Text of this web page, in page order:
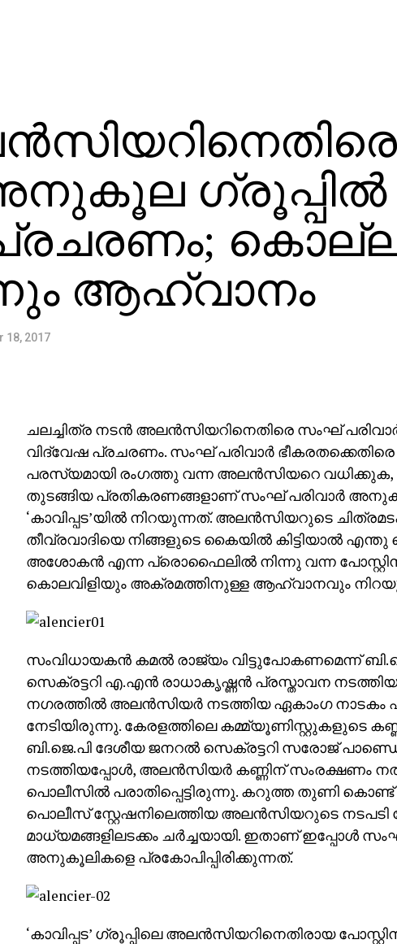
ഗ്രൂപ്പില്‍
ആഹ്വാനം
18, 2017
ചലച്ചിത്ര നടന്‍ അലന്‍സിയറിനെതിരെ സംഘ്
വിദ്വേഷ പ്രചരണം. സംഘ് പരിവാര്‍
പരസ്യമായി രംഗത്തു വന്ന അലന്‍സിയറെ വധിക്കുക,
തുടങ്ങിയ പ്രതികരണങ്ങളാണ് സംഘ് പരിവാര്‍
‘കാവിപ്പട’യില്‍ നിറയുന്നത്. അലന്‍സിയറുടെ
തീവ്രവാദിയെ നിങ്ങളുടെ കൈയില്‍ കിട്ടിയാല്‍
അശോകന്‍ എന്ന പ്രൊഫൈലില്‍ നിന്നു വന്ന
കൊലവിളിയും അക്രമത്തിനുള്ള ആഹ്വാനവും
സംവിധായകന്‍ കമല്‍ രാജ്യം വിട്ടുപോകണമെന്ന്
സെക്രട്ടറി എ.എന്‍ രാധാകൃഷ്ണന്‍ പ്രസ്താവന
നഗരത്തില്‍ അലന്‍സിയര്‍ നടത്തിയ ഏകാംഗ നാടകം
നേടിയിരുന്നു. കേരളത്തിലെ കമ്മ്യൂണിസ്റ്റുകളുടെ
ബി.ജെ.പി ദേശീയ ജനറല്‍ സെക്രട്ടറി സരോജ്
നടത്തിയപ്പോള്‍, അലന്‍സിയര്‍ കണ്ണിന് സംരക്ഷണം
പൊലീസില്‍ പരാതിപ്പെട്ടിരുന്നു. കറുത്ത തുണി
പൊലീസ് സ്റ്റേഷനിലെത്തിയ അലന്‍സിയറുടെ നടപടി
മാധ്യമങ്ങളിലടക്കം ചര്‍ച്ചയായി. ഇതാണ് ഇപ്പോള്‍
അനുകൂലികളെ പ്രകോപിപ്പിരിക്കുന്നത്.
‘കാവിപ്പട’ ഗ്രൂപ്പിലെ അലന്‍സിയറിനെതിരായ